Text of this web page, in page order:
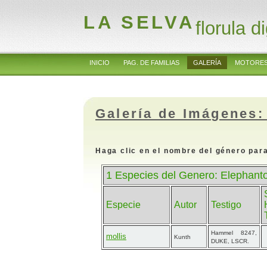
LA SELVAflorula
INICIO PAG. DE FAMILIAS GALERÍA
Galería de
Haga clic en el nombre del género
1 Especies del Genero:
Especie Autor Testigo
mollis Kunth
Hammel 8247,
DUKE, LSCR.